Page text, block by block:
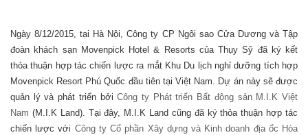
Ngày 8/12/2015, tại Hà Nội, Công ty CP Ngôi sao Cửa Dương và Tập
đoàn khách sạn Movenpick Hotel & Resorts của Thụy Sỹ đã ký kết
thỏa thuận hợp tác chiến lược ra mắt Khu Du lịch nghỉ dưỡng tích hợp
Movenpick Resort Phú Quốc đầu tiên tại Việt Nam. Dự án này sẽ được
quản lý và phát triển bởiCông ty Phát triển Bất động sản M.I.K Việt
Nam (M.I.K Land). Tại đây, M.I.K Land cũng đã ký thỏa thuận hợp tác
chiến lược với Công ty Cổ phần Xây dựng và Kinh doanh địa ốc Hòa